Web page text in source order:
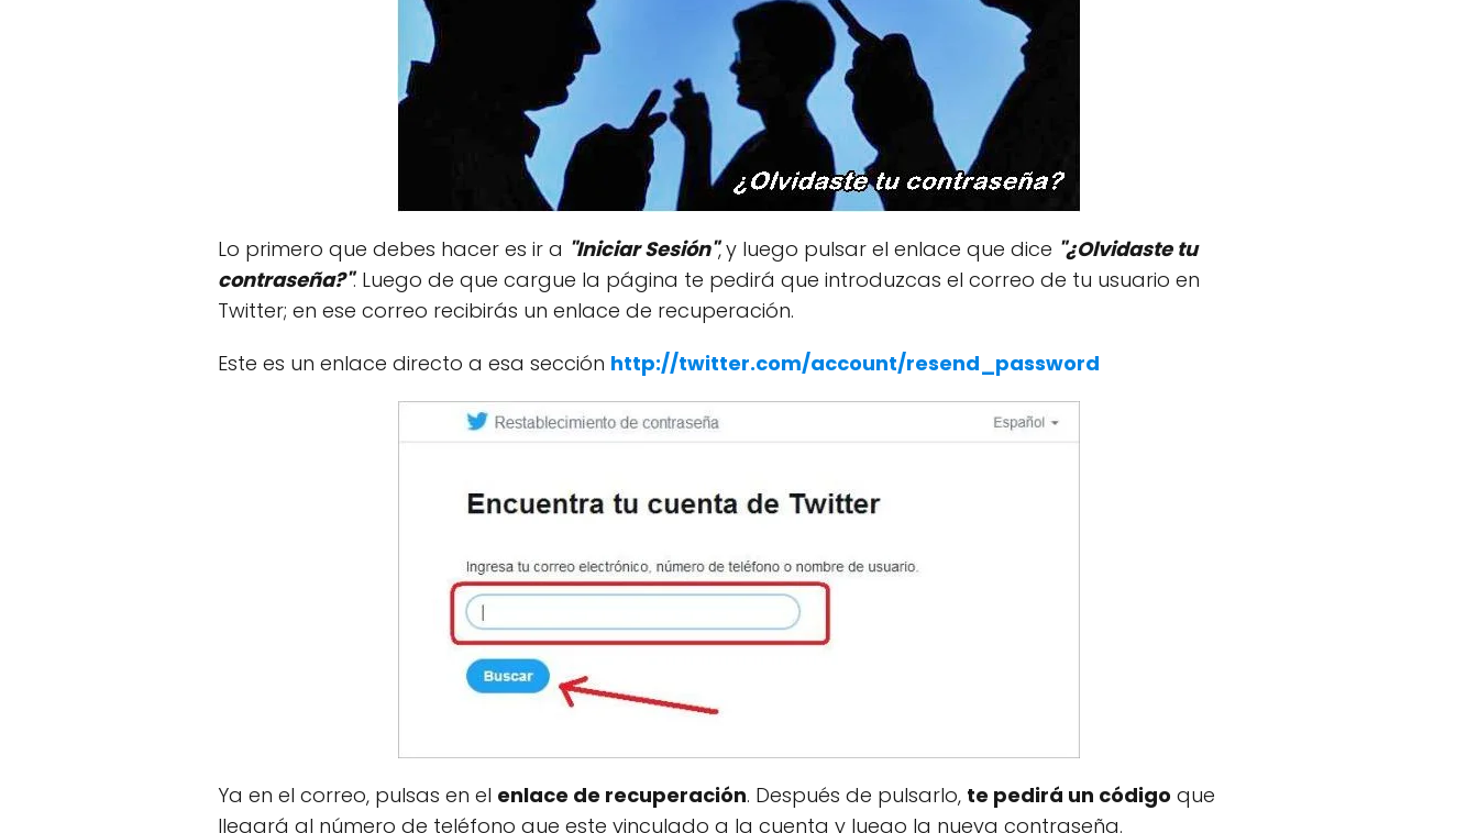
Lo primero que debes hacer es ir a "Iniciar Sesión",y luego pulsar el enlace que dice "¿Olvidaste tu
contraseña?". Luego de que cargue la página te pedirá que introduzcas el correo de tu usuario en
Twitter; en ese correo recibirás un enlace de recuperación.
Este es un enlace directo a esa sección http://twitter.com/account/resend_password
Ya en el correo, pulsas en el enlace de recuperación. Después de pulsarlo, te pedirá un código que
llegará al número de teléfono que este vinculado a la cuenta y luego la nueva contraseña.